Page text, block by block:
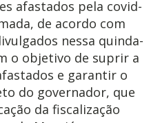
afastados pela covid-
de acordo com
nessa quinda-
o objetivo de suprir a
e garantir o
do governador, que
da fiscalização